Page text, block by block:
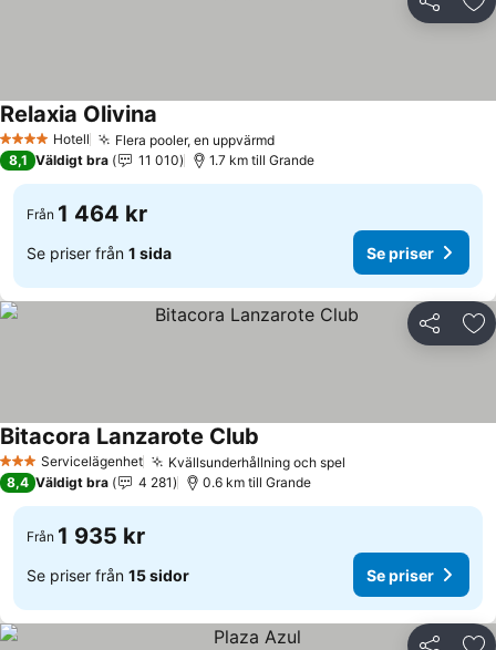
Dela
4 StjärnorHotell Flera pooler, en uppvärmd
Relaxia Olivina
8,1 Väldigt bra 11 010 1.7 km till Grande
Från 1 464 kr
Se priser från 1 sida Se priser
Dela
3 StjärnorServicelägenhet Kvällsunderhållning och spel
Bitacora Lanzarote Club
8,4 Väldigt bra 4 281 0.6 km till Grande
Från 1 935 kr
Se priser från 15 sidor Se priser